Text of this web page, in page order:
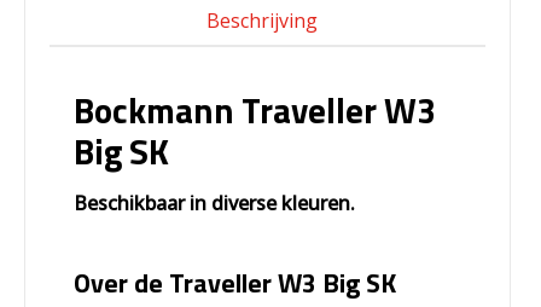
Beschrijving
Bockmann Traveller W3
Big SK
Beschikbaar in diverse kleuren.
Over de Traveller W3 Big SK